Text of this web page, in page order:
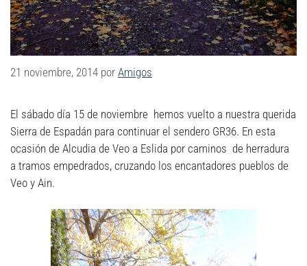
21 noviembre, 2014 por Amigos
El sábado día 15 de noviembre hemos vuelto a nuestra querida
Sierra de Espadán para continuar el sendero GR36. En esta
ocasión de Alcudia de Veo a Eslida por caminos de herradura
a tramos empedrados, cruzando los encantadores pueblos de
Veo y Ain.